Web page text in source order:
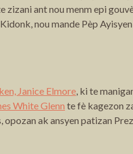
ant nou menm epi
nou mande Pèp
Janice Elmore, ki te
White Glenn te fè kagezon
ak ansyen patizan